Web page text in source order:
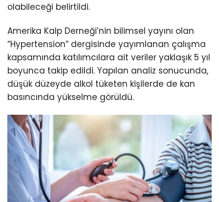
olabileceği belirtildi.
Amerika Kalp Derneği’nin bilimsel yayını olan
“Hypertension” dergisinde yayımlanan çalışma
kapsamında katılımcılara ait veriler yaklaşık 5 yıl
boyunca takip edildi. Yapılan analiz sonucunda,
düşük düzeyde alkol tüketen kişilerde de kan
basıncında yükselme görüldü.